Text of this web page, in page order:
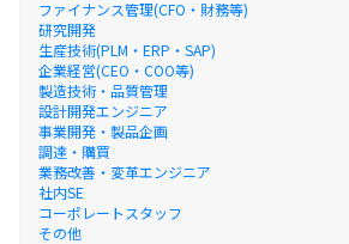
ファイナンス管理(CFO・財務等)
研究開発
生産技術(PLM・ERP・SAP)
企業経営(CEO・COO等)
製造技術・品質管理
設計開発エンジニア
事業開発・製品企画
調達・購買
業務改善・変革エンジニア
社内SE
コーポレートスタッフ
その他